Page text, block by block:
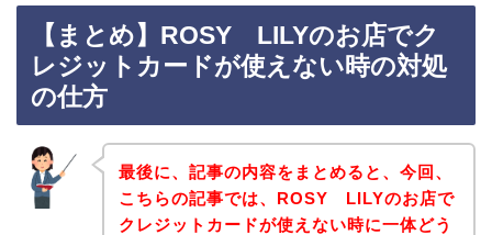
【まとめ】ROSY LILYのお店でク
レジットカードが使えない時の対処
の仕方
最後に、記事の内容をまとめると、今回、
こちらの記事では、ROSY LILYのお店で
クレジットカードが使えない時に一体どう